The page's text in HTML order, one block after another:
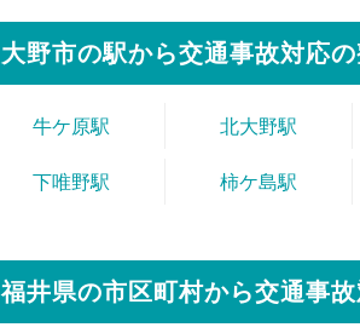
大野市の駅から交通事故対応
牛ケ原駅 北大野駅
下唯野駅 柿ケ島駅
福井県の市区町村から交通事